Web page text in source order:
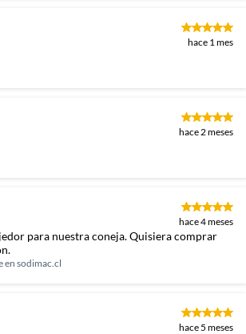
hace 1 mes
hace 2 meses
hace 4 meses
para nuestra coneja. Quisiera comprar
en sodimac.cl
hace 5 meses